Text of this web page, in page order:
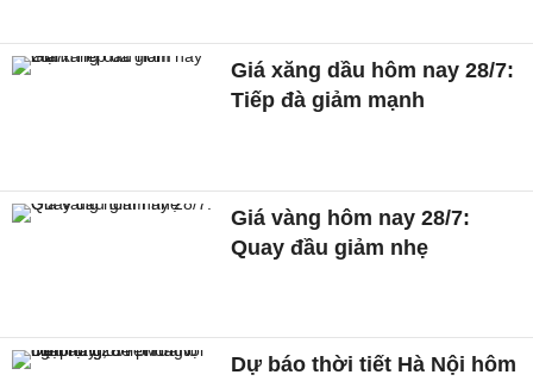
Giá xăng dầu hôm nay 28/7:
Tiếp đà giảm mạnh
Giá vàng hôm nay 28/7:
Quay đầu giảm nhẹ
Dự báo thời tiết Hà Nội hôm